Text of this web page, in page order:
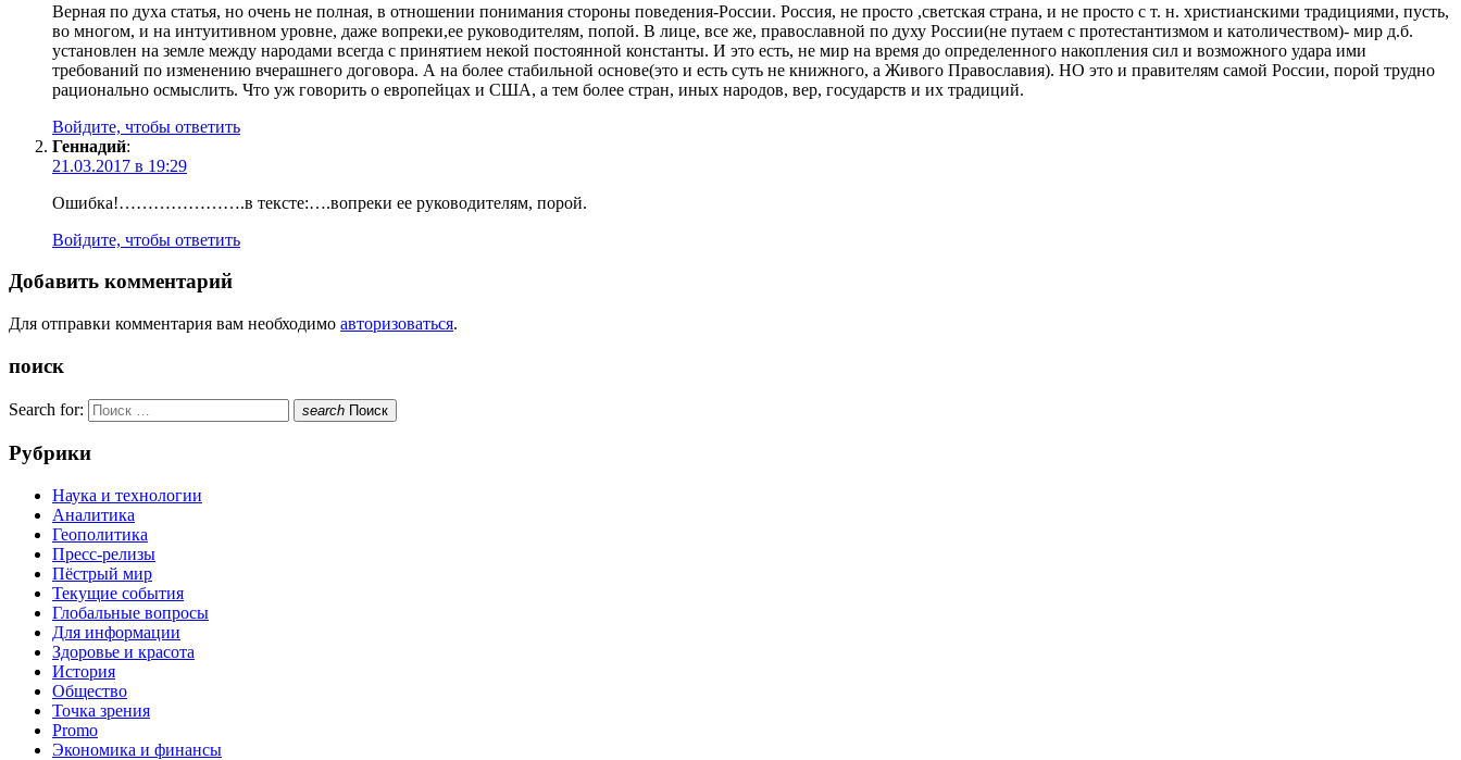
Верная по духа статья, но очень не полная, в отношении понимания стороны поведения-России. Россия, не просто ,светская страна, и не просто с т. н. христианскими традициями, пусть,
во многом, и на интуитивном уровне, даже вопреки,ее руководителям, попой. В лице, все же, православной по духу России(не путаем с протестантизмом и католичеством)- мир д.б.
установлен на земле между народами всегда с принятием некой постоянной константы. И это есть, не мир на время до определенного накопления сил и возможного удара ими
требований по изменению вчерашнего договора. А на более стабильной основе(это и есть суть не книжного, а Живого Православия). НО это и правителям самой России, порой трудно
рационально осмыслить. Что уж говорить о европейцах и США, а тем более стран, иных народов, вер, государств и их традиций.
Войдите, чтобы ответить
Геннадий:
21.03.2017 в 19:29
Ошибка!………………….в тексте:….вопреки ее руководителям, порой.
Войдите, чтобы ответить
Добавить комментарий
Для отправки комментария вам необходимо авторизоваться.
поиск
Search for: search Поиск
Рубрики
Наука и технологии
Аналитика
Геополитика
Пресс-релизы
Пёстрый мир
Текущие события
Глобальные вопросы
Для информации
Здоровье и красота
История
Общество
Точка зрения
Promo
Экономика и финансы